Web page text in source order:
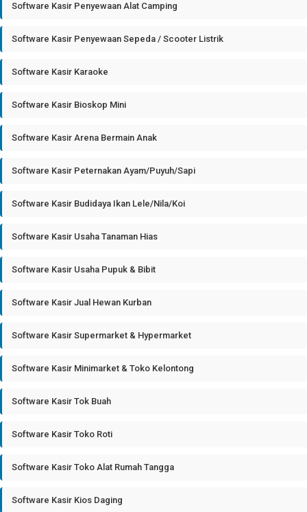
Software Kasir Penyewaan Alat Camping
Software Kasir Penyewaan Sepeda / Scooter Listrik
Software Kasir Karaoke
Software Kasir Bioskop Mini
Software Kasir Arena Bermain Anak
Software Kasir Peternakan Ayam/Puyuh/Sapi
Software Kasir Budidaya Ikan Lele/Nila/Koi
Software Kasir Usaha Tanaman Hias
Software Kasir Usaha Pupuk & Bibit
Software Kasir Jual Hewan Kurban
Software Kasir Supermarket & Hypermarket
Software Kasir Minimarket & Toko Kelontong
Software Kasir Tok Buah
Software Kasir Toko Roti
Software Kasir Toko Alat Rumah Tangga
Software Kasir Kios Daging